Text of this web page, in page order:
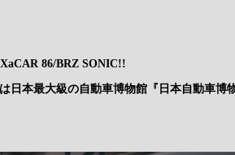
86/BRZ SONIC!!
日本最大級の自動車博物館『日本自動車博